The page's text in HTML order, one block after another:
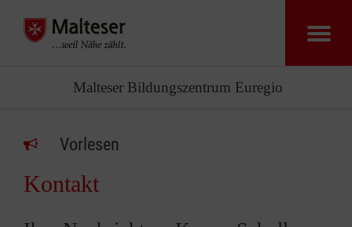
Malteser Bildungszentrum Euregio
Vorlesen
Kontakt